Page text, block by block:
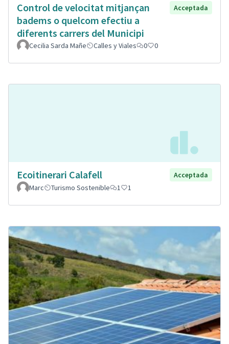
Control de velocitat mitjançan
badems o quelcom efectiu a
diferents carrers del Municipi
Acceptada
Cecilia Sarda Mañe Calles y Viales 0 0
Ecoitinerari Calafell
Acceptada
Marc
Turismo Sostenible 1 1